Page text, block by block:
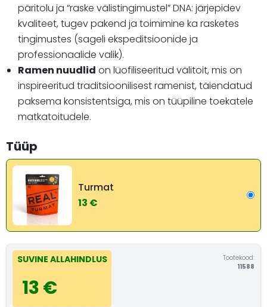
päritolu ja “raske välistingimustel” DNA: järjepidev
kvaliteet, tugev pakend ja toimimine ka rasketes
tingimustes (sageli ekspeditsioonide ja
professionaalide valik).
Ramen nuudlid on lüofiliseeritud välitoit, mis on
inspireeritud traditsioonilisest ramenist, täiendatud
paksema konsistentsiga, mis on tüüpiline toekatele
matkatoitudele.
Tüüp
Turmat
13 €
SUVINE ALLAHINDLUS
13 €
Tootekood:
11588